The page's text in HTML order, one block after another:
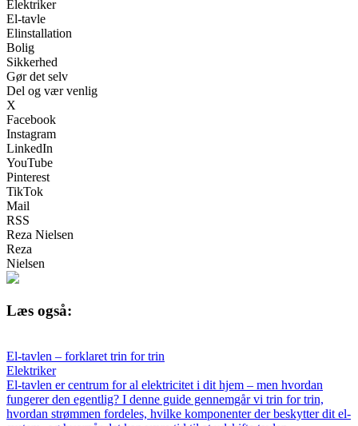
Elektriker
El-tavle
Elinstallation
Bolig
Sikkerhed
Gør det selv
Del og vær venlig
X
Facebook
Instagram
LinkedIn
YouTube
Pinterest
TikTok
Mail
RSS
Reza Nielsen
Reza
Nielsen
Læs også:
El-tavlen – forklaret trin for trin
Elektriker
El-tavlen er centrum for al elektricitet i dit hjem – men hvordan
fungerer den egentlig? I denne guide gennemgår vi trin for trin,
hvordan strømmen fordeles, hvilke komponenter der beskytter dit el-